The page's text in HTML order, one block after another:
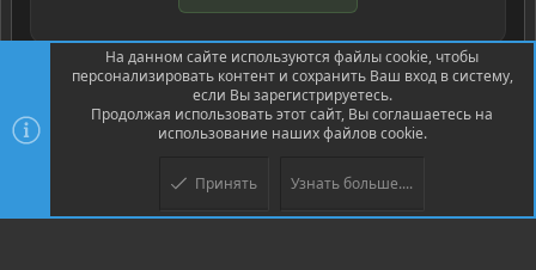
Community platform by XenForo ® © 2010-2026 XenForo Ltd.
© Jason Axelrod of 8WAYRUN
На данном сайте используются файлы cookie, чтобы
персонализировать контент и сохранить Ваш вход в систему,
если Вы зарегистрируетесь.
Продолжая использовать этот сайт, Вы соглашаетесь на
использование наших файлов cookie.
Принять Узнать больше....